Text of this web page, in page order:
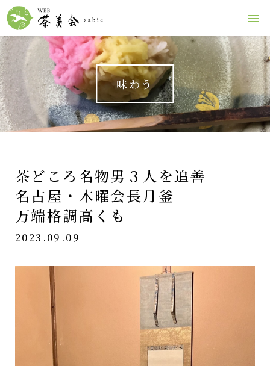
味わう
茶どころ名物男３人を追善
名古屋・木曜会長月釜
万端格調高くも
2023.09.09